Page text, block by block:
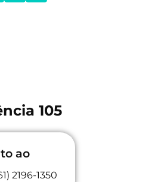
105
ao
2196-1350